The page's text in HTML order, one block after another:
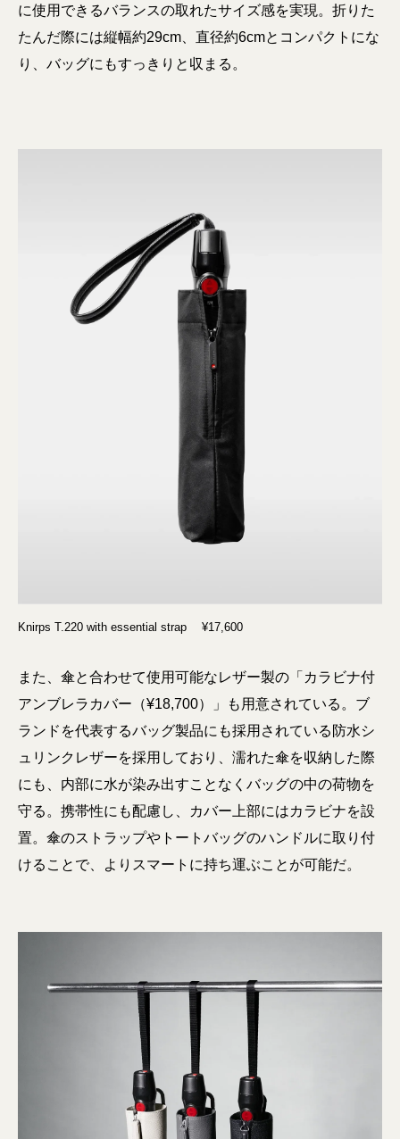
に使用できるバランスの取れたサイズ感を実現。折りた
たんだ際には縦幅約29cm、直径約6cmとコンパクトにな
り、バッグにもすっきりと収まる。
Knirps T.220 with essential strap ¥17,600
また、傘と合わせて使用可能なレザー製の「カラビナ付
アンブレラカバー（¥18,700）」も用意されている。ブ
ランドを代表するバッグ製品にも採用されている防水シ
ュリンクレザーを採用しており、濡れた傘を収納した際
にも、内部に水が染み出すことなくバッグの中の荷物を
守る。携帯性にも配慮し、カバー上部にはカラビナを設
置。傘のストラップやトートバッグのハンドルに取り付
けることで、よりスマートに持ち運ぶことが可能だ。